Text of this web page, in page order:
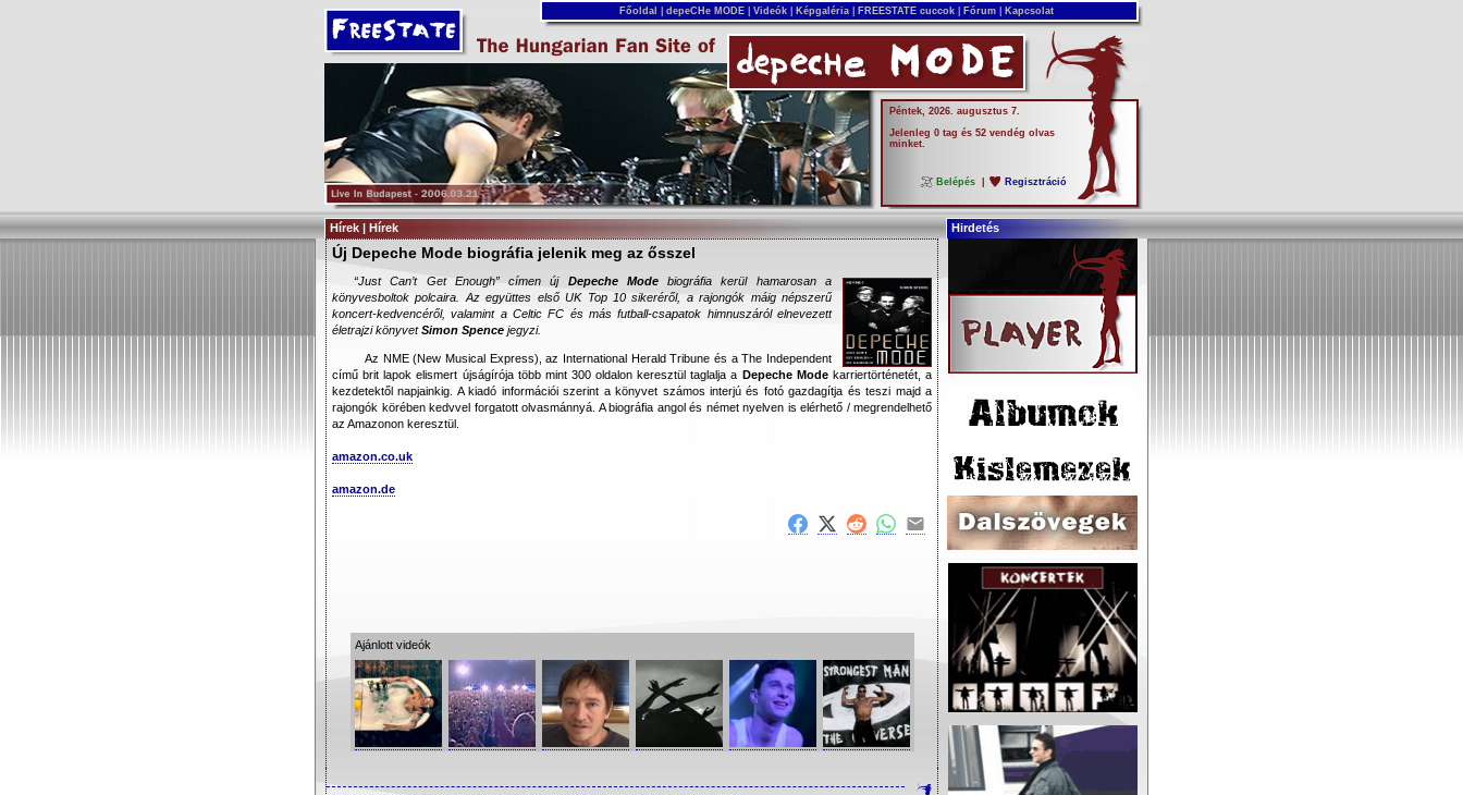
Főoldal depeCHe MODE Videók Képgaléria FREESTATE cuccok Fórum Kapcsolat
Péntek, 2026. augusztus 7.
Jelenleg 0 tag és 52 vendég olvas
minket.
Belépés Regisztráció
Hírek | Hírek Hirdetés
Új Depeche Mode biográfia jelenik meg az ősszel
“Just Can’t Get Enough” címen új Depeche Modebiográfia kerül hamarosan a
könyvesboltok polcaira. Az együttes első UK Top 10 sikeréről, a rajongók máig népszerű
koncert-kedvencéről, valamint a Celtic FC és más futball-csapatok himnuszáról elnevezett
életrajzi könyvetSimon Spence jegyzi.
Az NME (New Musical Express), az International Herald Tribune és a The Independent
című brit lapok elismert újságírója több mint 300 oldalon keresztül taglalja a Depeche Modekarriertörténetét, a
kezdetektől napjainkig. A kiadó információi szerint a könyvet számos interjú és fotó gazdagítja és teszi majd a
rajongók körében kedvvel forgatott olvasmánnyá. A biográfia angol és német nyelven is elérhető / megrendelhető
az Amazonon keresztül.
amazon.co.uk
amazon.de
Ajánlott videók